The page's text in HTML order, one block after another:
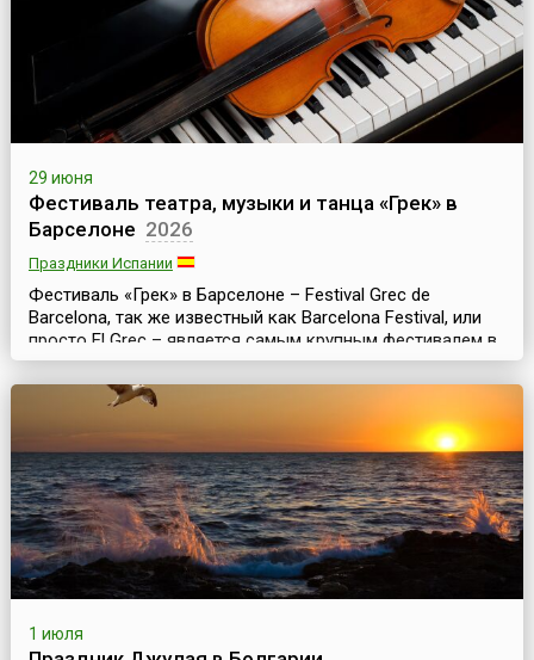
29 июня
Фестиваль театра, музыки и танца «Грек» в
Барселоне 2026
Праздники Испании
Фестиваль «Грек» в Барселоне – Festival Grec de
Barcelona, так же известный как Barcelona Festival, или
просто El Grec – является самым крупным фестивалем в
Барселоне и одним из значительных культурных событий
Испании. Это традиционный праздник современного
искусства – знаменитый фестиваль театра, музыки и
танца. Он проходит ежегодно летом и длится месяц или
чуть более.История фестиваля берет ...
1 июля